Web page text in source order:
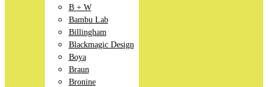
B + W
Bambu Lab
Billingham
Blackmagic Design
Boya
Braun
Bronine